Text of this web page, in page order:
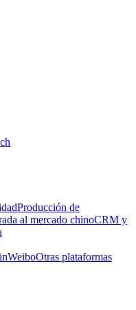
Producción de
al mercado chinoCRM y
WeiboOtras plataformas